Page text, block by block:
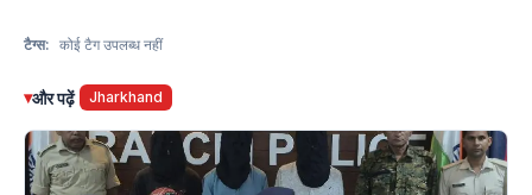
टैग्स: कोई टैग उपलब्ध नहीं
▾और पढ़ें Jharkhand